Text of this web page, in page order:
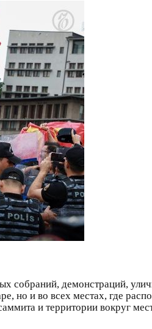
демонстраций,
но и во всех местах, где
и территории вокруг